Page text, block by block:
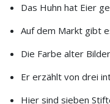
Das Huhn hat Eier
Auf dem Markt gibt
Die Farbe alter
Er erzählt von drei
Hier sind sieben